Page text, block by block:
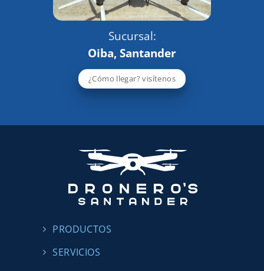
Sucursal:
Oiba, Santander
¿Cómo llegar? visítenos
PRODUCTOS
SERVICIOS